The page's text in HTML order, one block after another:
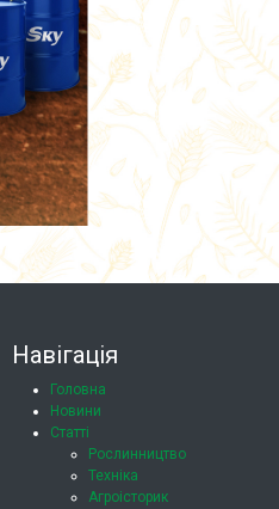
Навігація
Головна
Новини
Статті
Рослинництво
Техніка
Агроісторик